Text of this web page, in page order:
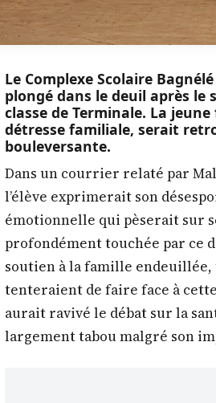
Le Complexe Scolaire
plongé dans le deuil après le
classe de Terminale. La
détresse familiale, serait
bouleversante.
Dans un courrier relaté par
l’élève exprimerait son
émotionnelle qui pèserait sur
profondément touchée par ce
soutien à la famille
tenteraient de faire face à
aurait ravivé le débat sur la
largement tabou malgré son